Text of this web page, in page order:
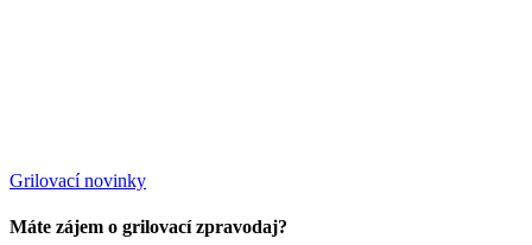
Grilovací novinky
Máte zájem o grilovací zpravodaj?